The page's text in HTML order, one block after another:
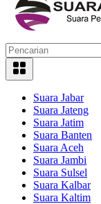
Suara Jabar
Suara Jateng
Suara Jatim
Suara Banten
Suara Aceh
Suara Jambi
Suara Sulsel
Suara Kalbar
Suara Kaltim